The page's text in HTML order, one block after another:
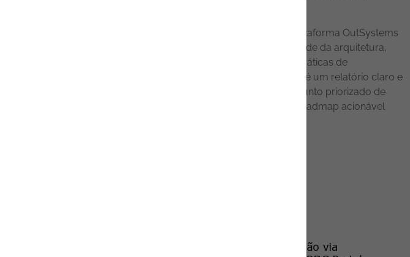
A Noesis realiza auditorias estruturadas à sua plataforma OutSystems
e ao portefólio de aplicações, avaliando a qualidade da arquitetura,
standards de código, segurança, performance, práticas de
governance e processos de entrega. O resultado é um relatório claro e
objetivo com as principais conclusões e um conjunto priorizado de
recomendações, que fornece à sua equipa um roadmap acionável